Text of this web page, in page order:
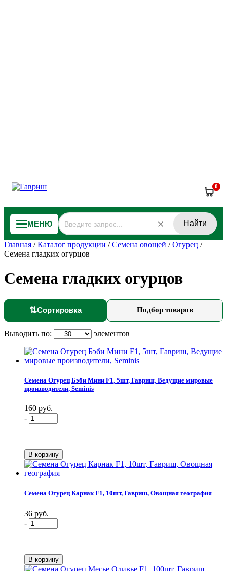
0
МЕНЮ Найти
Главная /Каталог продукции /Семена овощей /Огурец /
Семена гладких огурцов
Семена гладких огурцов
⇅Сортировка Подбор товаров
Выводить по: элементов
Семена Огурец Бэби Мини F1, 5шт, Гавриш, Ведущие мировые
производители, Seminis
160 руб.
-
+
Семена Огурец Карнак F1, 10шт, Гавриш, Овощная география
36 руб.
-
+